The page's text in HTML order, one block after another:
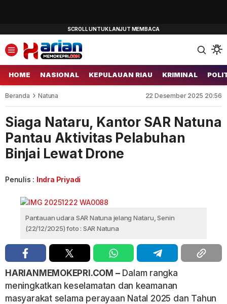
HOME NASIONAL KEPULAUAN RIAU KRIMINAL
Beranda Natuna 22 Desember 2025 20:56
Siaga Nataru, Kantor SAR Natuna
Pantau Aktivitas Pelabuhan
Binjai Lewat Drone
Penulis : Indra Priyadi
Pantauan udara SAR Natuna jelang Nataru, Senin
(22/12/2025) foto : SAR Natuna
HARIANMEMOKEPRI.COM –Dalam rangka
meningkatkan keselamatan dan keamanan
masyarakat selama perayaan Natal 2025 dan Tahun